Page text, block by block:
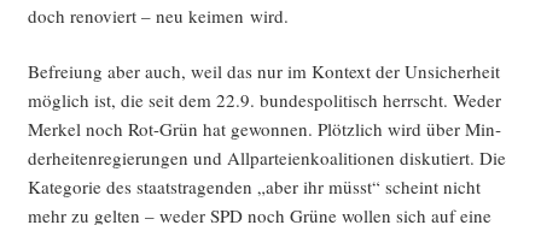
doch reno­viert – neu kei­men wird.
Befrei­ung aber auch, weil das nur im Kon­text der Unsi­cher­heit
mög­lich ist, die seit dem 22.9. bun­des­po­li­tisch herrscht. Weder
Mer­kel noch Rot-Grün hat gewon­nen. Plötz­lich wird über Min­
der­hei­ten­re­gie­run­gen und All­par­tei­en­ko­ali­tio­nen dis­ku­tiert. Die
Kate­go­rie des staats­tra­gen­den „aber ihr müsst“ scheint nicht
mehr zu gel­ten – weder SPD noch Grü­ne wol­len sich auf eine